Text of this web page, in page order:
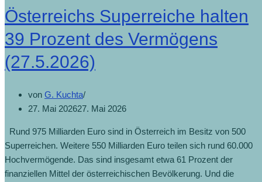
Österreichs Superreiche halten
39 Prozent des Vermögens
(27.5.2026)
von G. Kuchta
27. Mai 202627. Mai 2026
Rund 975 Milliarden Euro sind in Österreich im Besitz von 500
Superreichen. Weitere 550 Milliarden Euro teilen sich rund 60.000
Hochvermögende. Das sind insgesamt etwa 61 Prozent der
finanziellen Mittel der österreichischen Bevölkerung. Und die